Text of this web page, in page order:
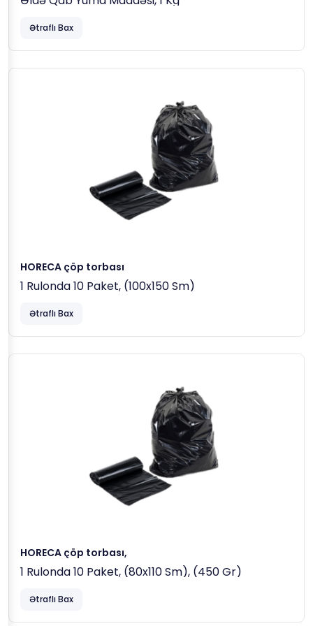
Ətraflı Bax
HORECA çöp torbası
1 Rulonda 10 Paket, (100x150 Sm)
Ətraflı Bax
HORECA çöp torbası,
1 Rulonda 10 Paket, (80x110 Sm), (450 Gr)
Ətraflı Bax